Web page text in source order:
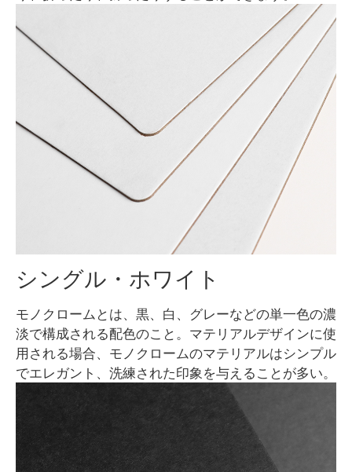
シングル・ホワイト
モノクロームとは、黒、白、グレーなどの単一色の濃
淡で構成される配色のこと。マテリアルデザインに使
用される場合、モノクロームのマテリアルはシンプル
でエレガント、洗練された印象を与えることが多い。